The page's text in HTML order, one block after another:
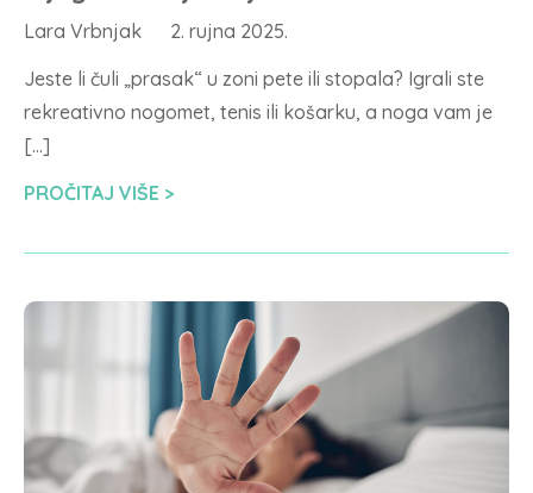
Lara Vrbnjak
2. rujna 2025.
Jeste li čuli „prasak“ u zoni pete ili stopala? Igrali ste
rekreativno nogomet, tenis ili košarku, a noga vam je
[…]
PROČITAJ VIŠE